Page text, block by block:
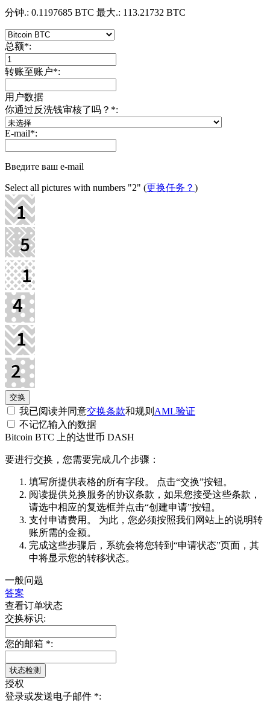
分钟.: 0.1197685 BTC 最大.: 113.21732 BTC
总额*:
转账至账户*:
用户数据
你通过反洗钱审核了吗？ *:
E-mail*:
Введите ваш e-mail
Select all pictures with numbers "2" (更换任务？ )
我已阅读并同意交换条款和规则 AML验证
不记忆输入的数据
Bitcoin BTC 上的达世币 DASH
要进行交换，您需要完成几个步骤：
填写所提供表格的所有字段。 点击“交换”按钮。
阅读提供兑换服务的协议条款，如果您接受这些条款，
请选中相应的复选框并点击“创建申请”按钮。
支付申请费用。 为此，您必须按照我们网站上的说明转
账所需的金额。
完成这些步骤后，系统会将您转到“申请状态”页面，其
中将显示您的转移状态。
一般问题
答案
查看订单状态
交换标识:
您的邮箱 *:
授权
登录或发送电子邮件 *: